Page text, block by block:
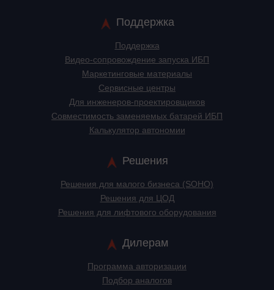
Поддержка
Поддержка
Видео-сопровождение запуска ИБП
Маркетинговые материалы
Сервисные центры
Для инженеров-проектировщиков
Cовместимость заменяемых батарей ИБП
Калькулятор автономии
Решения
Решения для малого бизнеса (SOHO)
Решения для ЦОД
Решения для лифтового оборудования
Дилерам
Программа авторизации
Подбор аналогов